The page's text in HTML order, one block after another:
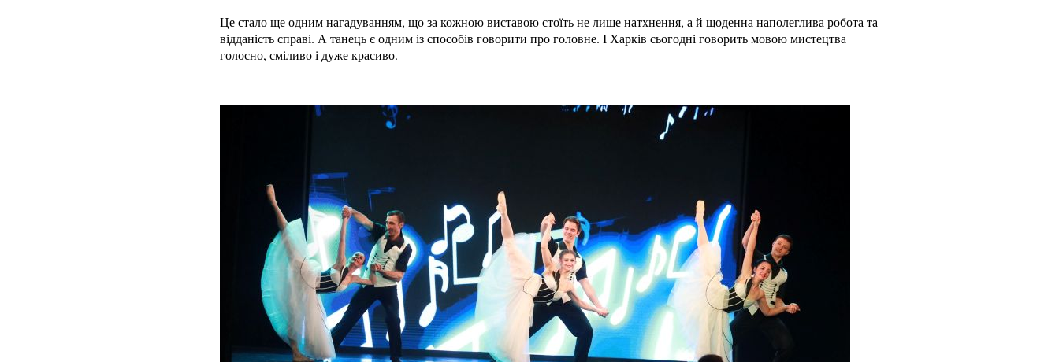
Це стало ще одним нагадуванням, що за кожною виставою стоїть не лише натхнення, а й щоденна наполеглива робота та
відданість справі. А танець є одним із способів говорити про головне. І Харків сьогодні говорить мовою мистецтва
голосно, сміливо і дуже красиво.